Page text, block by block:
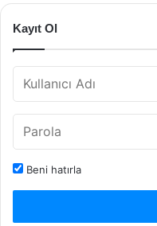
Kayıt Ol
Beni hatırla